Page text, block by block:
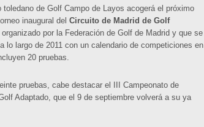
toledano de Golf Campo de Layos acogerá el próximo
inaugural del Circuito de Madrid de Golf
organizado por la Federación de Golf de Madrid y que se
lo largo de 2011 con un calendario de competiciones en
20 pruebas.
pruebas, cabe destacar el III Campeonato de
Adaptado, que el 9 de septiembre volverá a su ya